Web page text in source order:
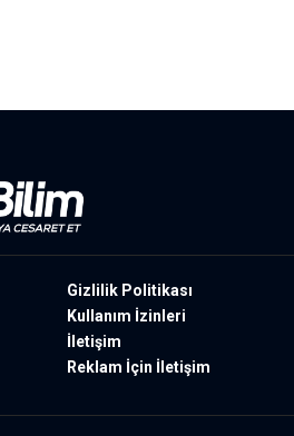
Gizlilik Politikası
Kullanım İzinleri
İletişim
Reklam İçin İletişim